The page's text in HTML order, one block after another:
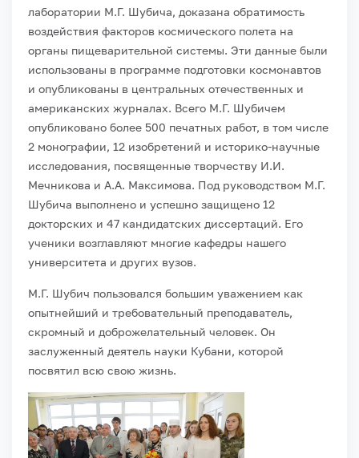
лаборатории М.Г. Шубича, доказана обратимость
воздействия факторов космического полета на
органы пищеварительной системы. Эти данные были
использованы в программе подготовки космонавтов
и опублико­ваны в центральных отечественных и
американских журналах. Всего М.Г. Шубичем
опубликовано более 500 печатных работ, в том числе
2 монографии, 12 изобретений и историко-научные
исследования, посвященные творчеству И.И.
Мечникова и А.А. Максимова. Под руководством М.Г.
Шубича выполнено и успешно защищено 12
докторских и 47 кандидатских диссертаций. Его
ученики возглавляют многие кафедры нашего
университета и других вузов.
М.Г. Шубич пользовался большим уважением как
опытнейший и требователь­ный преподаватель,
скромный и доброжелательный человек. Он
заслуженный деятель науки Кубани, которой
посвятил всю свою жизнь.